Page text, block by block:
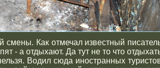
смены. Как отмечал известный
- а отдыхают. Да тут не то что
Водил сюда иностранных